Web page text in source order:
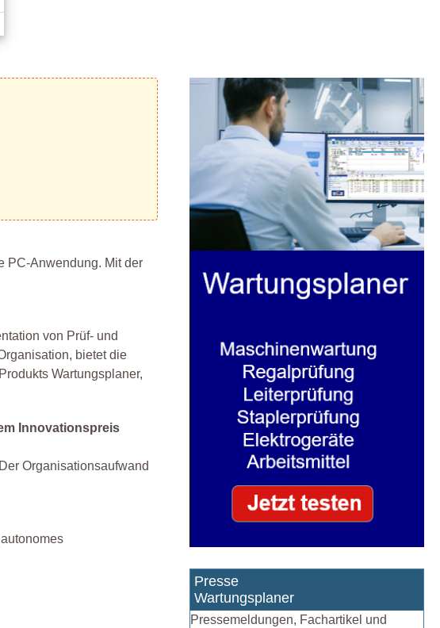
PC-Anwendung. Mit der
von Prüf- und
bietet die
Wartungsplaner,
Innovationspreis
Organisationsaufwand
Presse
Wartungsplaner
Pressemeldungen, Fachartikel und